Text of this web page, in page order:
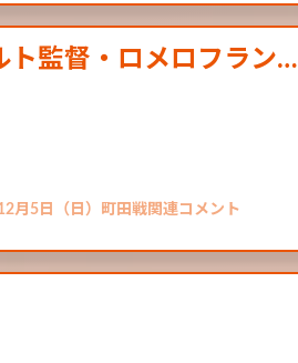
ト監督・ロメロフラン…
月5日（日）町田戦関連コメント